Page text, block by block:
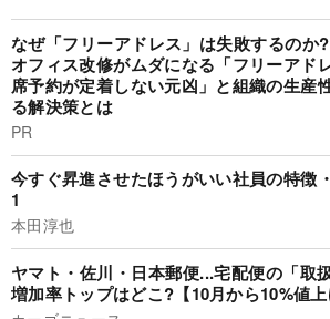
なぜ「フリーアドレス」は失敗するのか
オフィス改修がムダになる「フリーアド
席予約が定着しない元凶」と組織の生産
る解決策とは
PR
今すぐ昇進させたほうがいい社員の特徴
1
本田淳也
ヤマト・佐川・日本郵便...宅配便の「取
増加率トップはどこ?【10月から10%値上